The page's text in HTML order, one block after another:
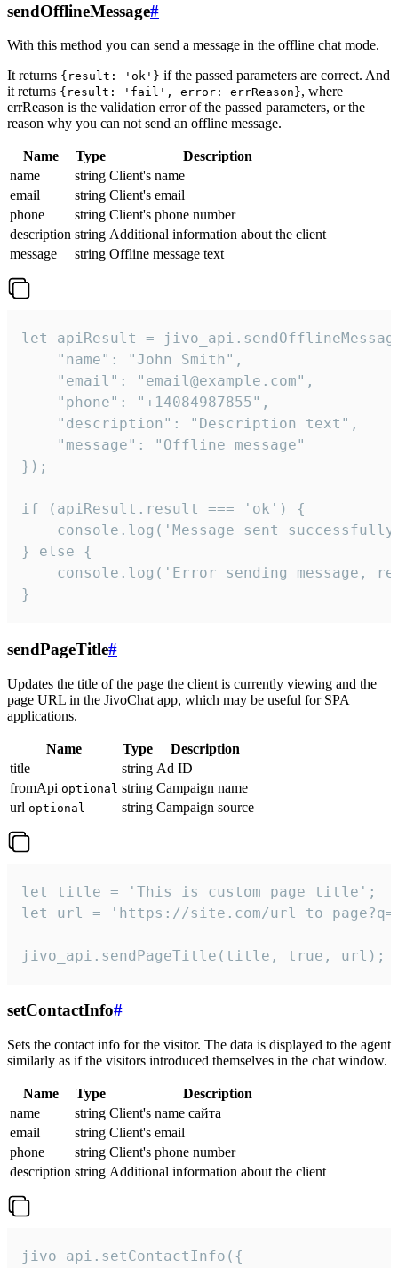
sendOfflineMessage#
With this method you can send a message in the offline chat mode.
It returns {result: 'ok'} if the passed parameters are correct. And
it returns {result: 'fail', error: errReason}, where
errReason is the validation error of the passed parameters, or the
reason why you can not send an offline message.
Name Type
Description
name
string Client's name
email
string Client's email
phone
string Client's phone number
description string Additional information about the client
message
string Offline message text
let apiResult =
    "name": "John Smith",
    "email": "email@example.com",
    "phone": "+14084987855",
    "description": "Description text",
    "message": "Offline message"
});
if (apiResult.result === 'ok') {
console.log('Message sent
} else {
console.log('Error sending message,
}
sendPageTitle#
Updates the title of the page the client is currently viewing and the
page URL in the JivoChat app, which may be useful for SPA
applications.
Name Type
Description
title
string Ad ID
fromApi optional string Campaign name
url optional string Campaign source
let title = 'This is custom page title';
let url = 'https://site.com/
jivo_api.sendPageTitle(title, true, url);
setContactInfo#
Sets the contact info for the visitor. The data is displayed to the agent
similarly as if the visitors introduced themselves in the chat window.
Name Type
Description
name
string Client's name сайта
email
string Client's email
phone
string Client's phone number
description string Additional information about the client
jivo_api.setContactInfo({